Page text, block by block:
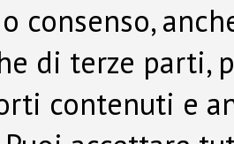
consenso,
di terze parti,
contenuti e